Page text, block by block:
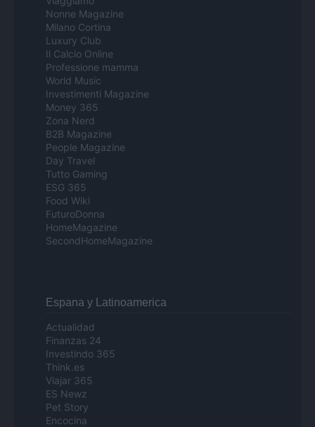
Nonne Magazine
Milano Cortina
Luxury Club
Il Calcio Online
Professione mamma
World Music
Investimenti Magazine
Money 365
Zona Nerd
B2B Magazine
People Magazine
Day Travel
Tutto Gaming
ESG 365
Food Wiki
FuturoDonna
HomeMagazine
SecondHomeMagazine
Espana y Latinoamerica
Actualidad
Finanzas 24
Investindo 365
Think.es
Viajar 365
ES Newz
Pet Story
Encocina